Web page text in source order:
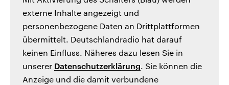
externe Inhalte angezeigt und
personenbezogene Daten an Drittplattformen
übermittelt. Deutschlandradio hat darauf
keinen Einfluss. Näheres dazu lesen Sie in
unserer Datenschutzerklärung. Sie können die
Anzeige und die damit verbundene